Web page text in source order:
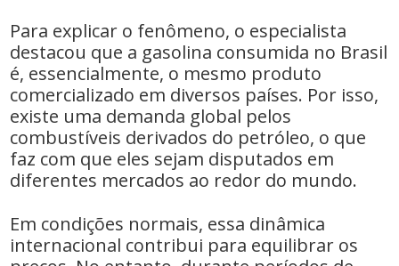
Para explicar o fenômeno, o especialista
destacou que a gasolina consumida no Brasil
é, essencialmente, o mesmo produto
comercializado em diversos países. Por isso,
existe uma demanda global pelos
combustíveis derivados do petróleo, o que
faz com que eles sejam disputados em
diferentes mercados ao redor do mundo.
Em condições normais, essa dinâmica
internacional contribui para equilibrar os